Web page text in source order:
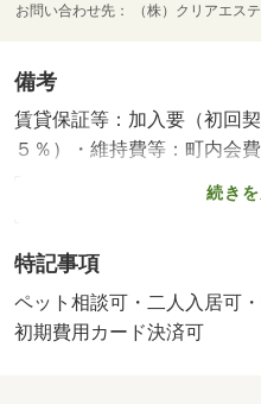
お問い合わせ先 （株）クリアエ
備考
賃貸保証等：加入要（初回
５％）・維持費等：町内会
小型犬可／猫可・人気のエ
料で使用できます。札幌市
産 ０１１－５９０－０７８
場：なし/退去時エアコン分
続き
特記事項
ペット相談可・二人入居可
初期費用カード決済可